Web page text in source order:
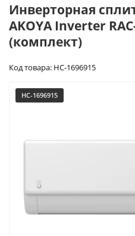
Инверторная
AKOYA Inverter
(комплект)
Код товара: НС-1696915
НС-1696915